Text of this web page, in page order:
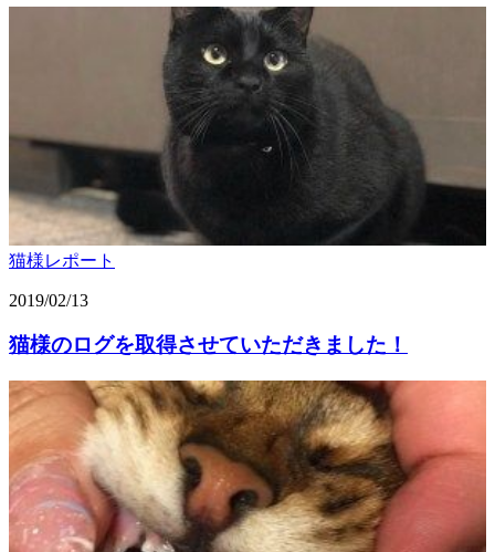
猫様レポート
2019/02/13
猫様のログを取得させていただきました！